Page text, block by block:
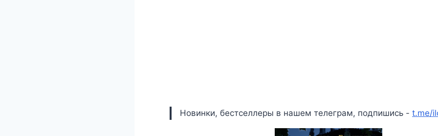
Новинки, бестселлеры в нашем телеграм, подпишись - t.me/